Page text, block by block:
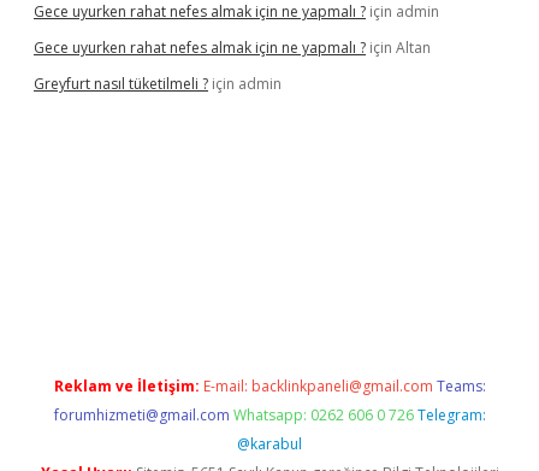
Gece uyurken rahat nefes almak için ne yapmalı ? için admin
Gece uyurken rahat nefes almak için ne yapmalı ? için Altan
Greyfurt nasıl tüketilmeli ? için admin
Reklam ve İletişim: E-mail: backlinkpaneli@gmail.com Teams:
forumhizmeti@gmail.com Whatsapp: 0262 606 0 726 Telegram:
@karabul